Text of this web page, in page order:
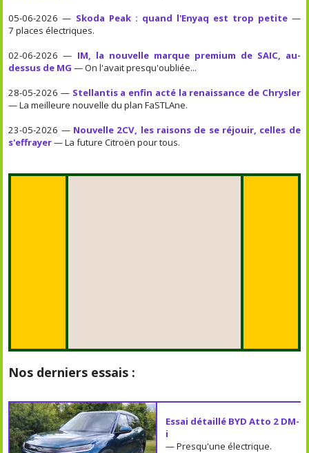
05-06-2026 — Skoda Peak : quand l'Enyaq est trop petite—
7 places électriques.
02-06-2026 — IM, la nouvelle marque premium de SAIC, au-
dessus de MG — On l'avait presqu'oubliée...
28-05-2026 — Stellantis a enfin acté la renaissance de Chrysler
— La meilleure nouvelle du plan FaSTLAne.
23-05-2026 — Nouvelle 2CV, les raisons de se réjouir, celles de
s'effrayer— La future Citroën pour tous.
Nos derniers essais :
Essai détaillé BYD Atto 2 DM-
i
— Presqu'une électrique.